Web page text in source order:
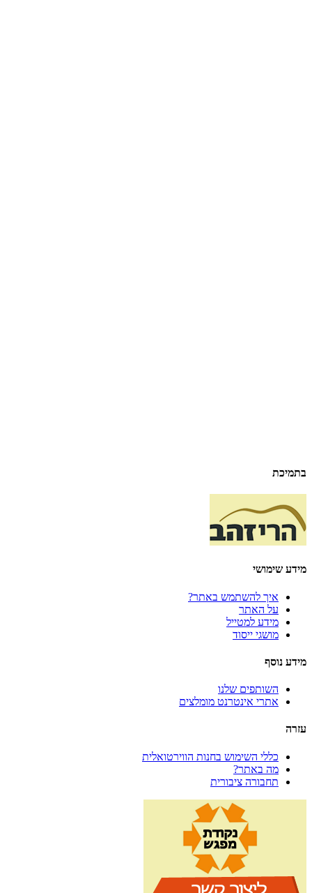
בתמיכת
מידע שימושי
איך להשתמש באתר?
על האתר
מידע למטייל
מושגי ייסוד
מידע נוסף
השותפים שלנו
אתרי אינטרנט מומלצים
עזרה
כללי השימוש בחנות הווירטואלית
מה באתר?
תחבורה ציבורית